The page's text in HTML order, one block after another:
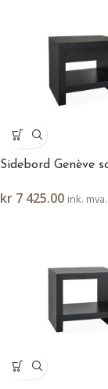
Sidebord Genève
kr 7 425.00 ink. mva.